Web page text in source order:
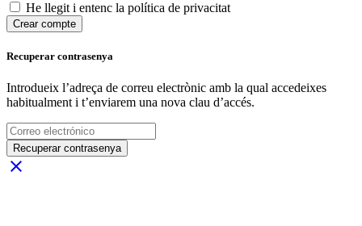
He llegit i entenc la política de privacitat
Crear compte
Recuperar contrasenya
Introdueix l’adreça de correu electrònic amb la qual accedeixes
habitualment i t’enviarem una nova clau d’accés.
Recuperar contrasenya
close